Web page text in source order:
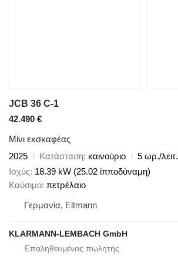
JCB 36 C-1
42.490 €
Μίνι εκσκαφέας
2025
Κατάσταση καινούριο
5 ωρ./λειτ.
Ισχύς 18.39 kW (25.02 ίπποδύναμη)
Καύσιμο πετρέλαιο
Γερμανία, Eltmann
KLARMANN-LEMBACH GmbH